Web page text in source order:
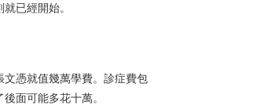
已經開始。
憑就值幾萬學費。診症費包
面可能多花十萬。